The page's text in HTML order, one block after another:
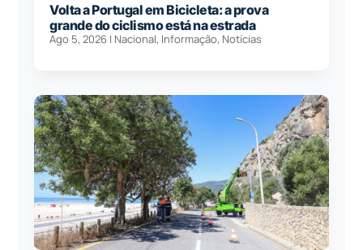
Volta a Portugal em Bicicleta: a prova
grande do ciclismo está na estrada
Ago 5, 2026 | Nacional, Informação, Notícias